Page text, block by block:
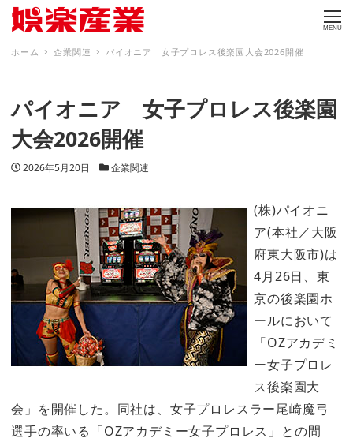
MENU
ホーム 企業関連 パイオニア 女子プロレス後楽園大会2026開催
パイオニア 女子プロレス後楽園
大会2026開催
投稿日
2026年5月20日 カテゴリー
企業関連
(株)パイオニ
ア(本社／大阪
府東大阪市)は
4月26日、東
京の後楽園ホ
ールにおいて
「OZアカデミ
ー女子プロレ
ス後楽園大
会」を開催した。同社は、女子プロレスラー尾崎魔弓
選手の率いる「OZアカデミー女子プロレス」との間